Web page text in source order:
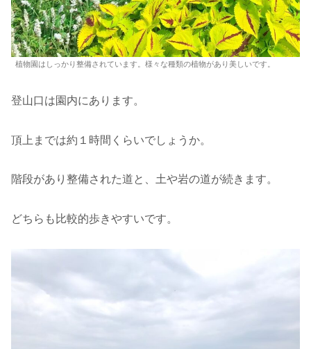
植物園はしっかり整備されています。様々な種類の植物があり美しいです。
登山口は園内にあります。
頂上までは約１時間くらいでしょうか。
階段があり整備された道と、土や岩の道が続きます。
どちらも比較的歩きやすいです。